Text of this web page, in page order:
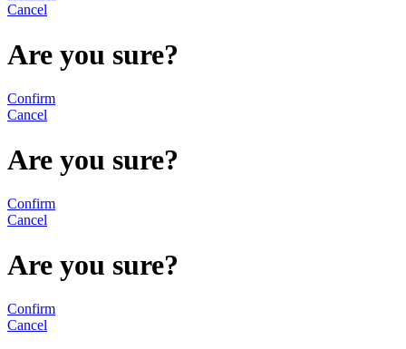
Cancel
Are you sure?
Confirm
Cancel
Are you sure?
Confirm
Cancel
Are you sure?
Confirm
Cancel